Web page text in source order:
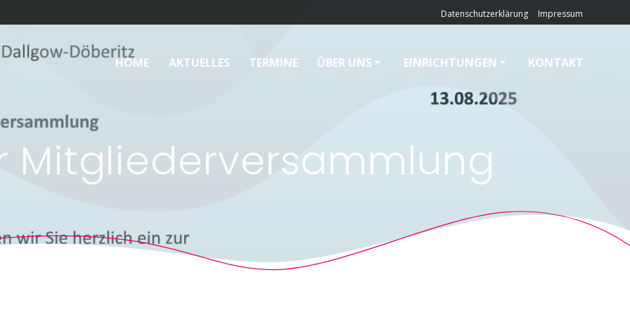
Datenschutzerklärung Impressum
HOME AKTUELLES TERMINE ÜBER UNS EINRICHTUNGEN KONTAKT
Mitgliederversammlung